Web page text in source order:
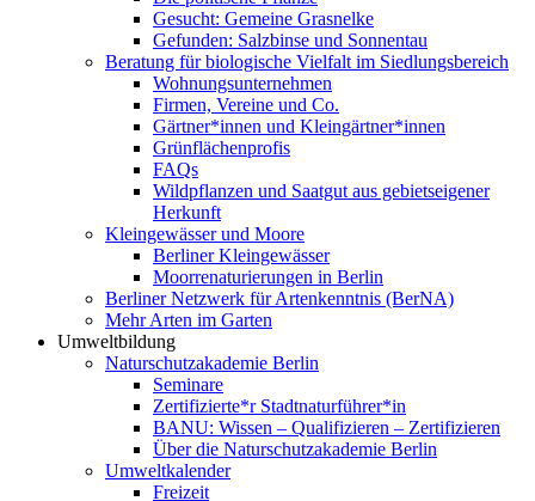
Gesucht: Gemeine Grasnelke
Gefunden: Salzbinse und Sonnentau
Beratung für biologische Vielfalt im Siedlungsbereich
Wohnungsunternehmen
Firmen, Vereine und Co.
Gärtner*innen und Kleingärtner*innen
Grünflächenprofis
FAQs
Wildpflanzen und Saatgut aus gebietseigener
Herkunft
Kleingewässer und Moore
Berliner Kleingewässer
Moorrenaturierungen in Berlin
Berliner Netzwerk für Artenkenntnis (BerNA)
Mehr Arten im Garten
Umweltbildung
Naturschutzakademie Berlin
Seminare
Zertifizierte*r Stadtnaturführer*in
BANU: Wissen – Qualifizieren – Zertifizieren
Über die Naturschutzakademie Berlin
Umweltkalender
Freizeit